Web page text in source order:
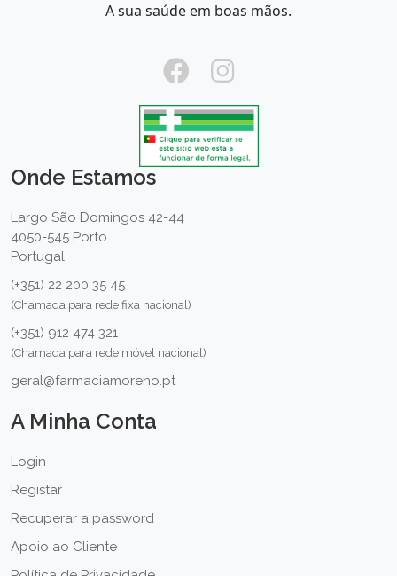
A sua saúde em boas mãos.
Onde Estamos
Largo São Domingos 42-44
4050-545 Porto
Portugal
(+351) 22 200 35 45
(Chamada para rede fixa nacional)
(+351) 912 474 321
(Chamada para rede móvel nacional)
geral@farmaciamoreno.pt
A Minha Conta
Login
Registar
Recuperar a password
Apoio ao Cliente